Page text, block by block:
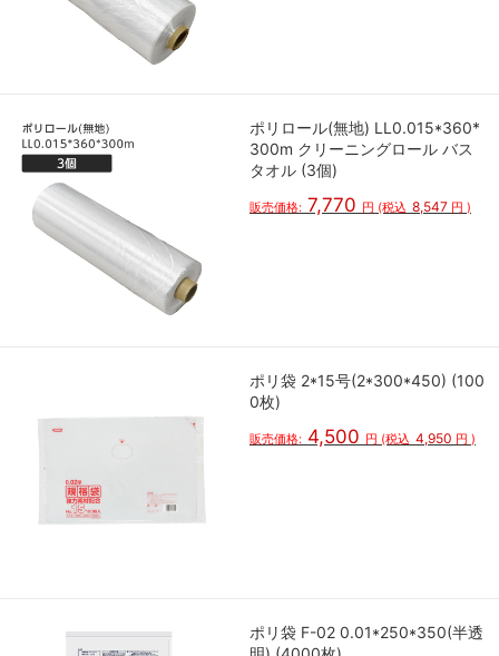
ポリロール(無地) LL0.015*360*
300m クリーニングロール バス
タオル (3個)
販売価格: 7,770 円 (税込 8,547 円 )
ポリ袋 2*15号(2*300*450) (100
0枚)
販売価格: 4,500 円 (税込 4,950 円 )
ポリ袋 F-02 0.01*250*350(半透